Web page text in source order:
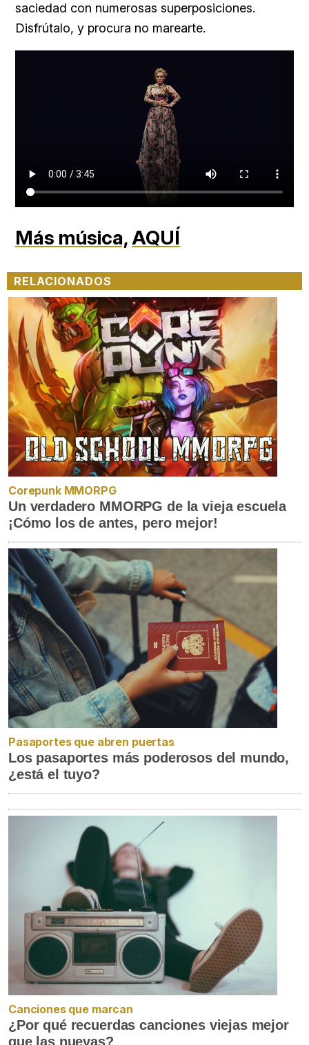
saciedad con numerosas superposiciones.
Disfrútalo, y procura no marearte.
Más música,AQUÍ
RELACIONADOS
Corepunk MMORPG
Un verdadero MMORPG de la vieja escuela
¡Cómo los de antes, pero mejor!
Pasaportes que abren puertas
Los pasaportes más poderosos del mundo,
¿está el tuyo?
Canciones que marcan
¿Por qué recuerdas canciones viejas mejor
que las nuevas?